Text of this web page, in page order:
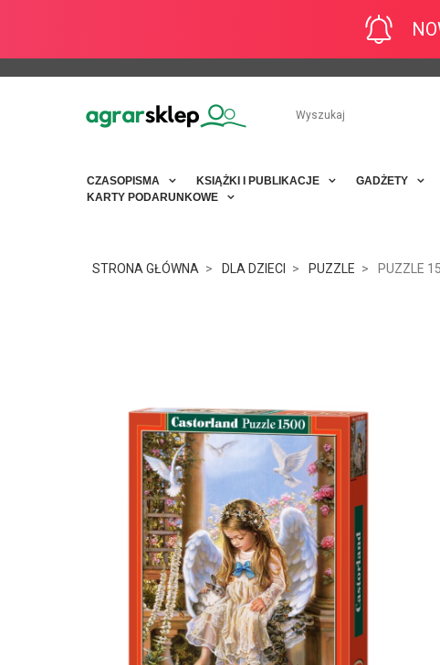
CZASOPISMA KSIĄŻKI I PUBLIKACJE GADŻETY
KARTY PODARUNKOWE
STRONA GŁÓWNA DLA DZIECI PUZZLE PUZZLE